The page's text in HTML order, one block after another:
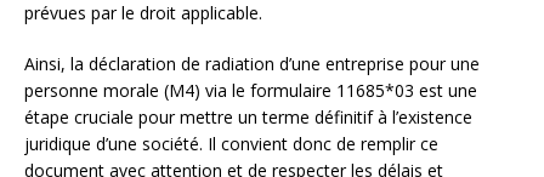
prévues par le droit applicable.
Ainsi, la déclaration de radiation d’une entreprise pour une
personne morale (M4) via le formulaire 11685*03 est une
étape cruciale pour mettre un terme définitif à l’existence
juridique d’une société. Il convient donc de remplir ce
document avec attention et de respecter les délais et